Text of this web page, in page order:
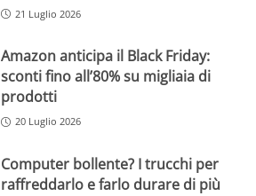
21 Luglio 2026
Amazon anticipa il Black Friday:
sconti fino all’80% su migliaia di
prodotti
20 Luglio 2026
Computer bollente? I trucchi per
raffreddarlo e farlo durare di più